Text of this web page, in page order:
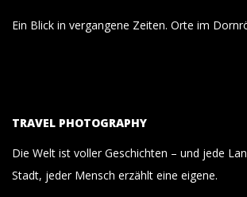
Ein Blick in vergangene Zeiten. Orte im
TRAVEL PHOTOGRAPHY
Die Welt ist voller Geschichten – und jede
Stadt, jeder Mensch erzählt eine eigene.